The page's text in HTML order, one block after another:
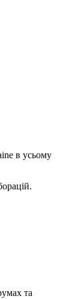
в усьому
та